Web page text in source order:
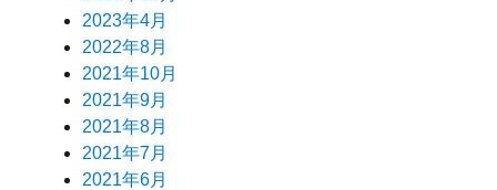
2023年4月
2022年8月
2021年10月
2021年9月
2021年8月
2021年7月
2021年6月